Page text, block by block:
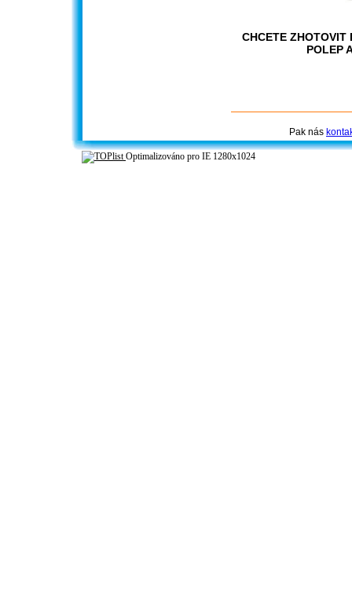
CHCETE ZHOTOVIT
POLEP
Pak nás
Optimalizováno pro